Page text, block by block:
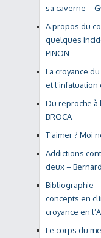
sa caverne –
A propos du
quelques
PINON
La croyance
et l’infatuation
Du reproche à
BROCA
T’aimer ? Moi
Addictions
deux –
Bibliographie
concepts en
croyance en
Le corps du